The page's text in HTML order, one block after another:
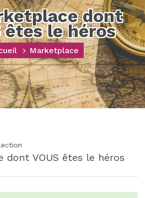
dont
êtes le héros
Marketplace
dont VOUS êtes le héros